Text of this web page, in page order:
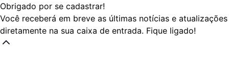
Obrigado por se cadastrar!
Você receberá em breve as últimas notícias e atualizações
diretamente na sua caixa de entrada. Fique ligado!